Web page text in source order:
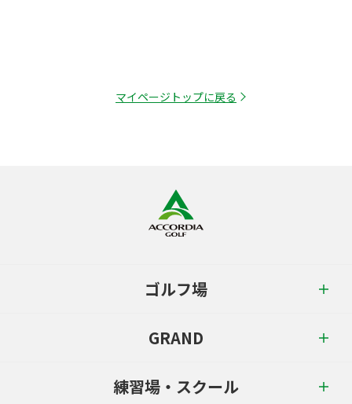
マイページトップに戻る
ゴルフ場
GRAND
練習場・スクール